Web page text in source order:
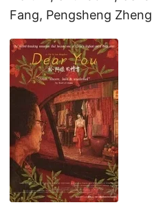
Fang, Pengsheng Zheng